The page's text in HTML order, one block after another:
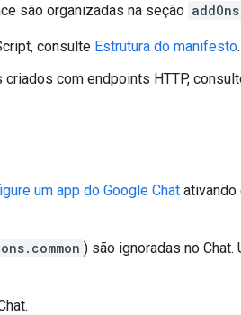
são organizadas na seção addOns
consulte Estrutura do manifesto.
com endpoints HTTP,
um app do Google Chat ativando
) são ignoradas no Chat.